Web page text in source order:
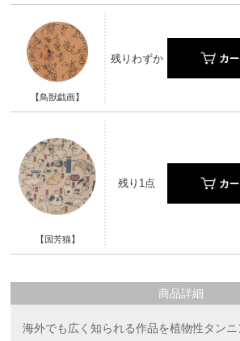
【鳥獣戯画】
残りわずか
【国芳猫】
残り1点
商品詳細
海外でも広く知られる作品を植物性タン